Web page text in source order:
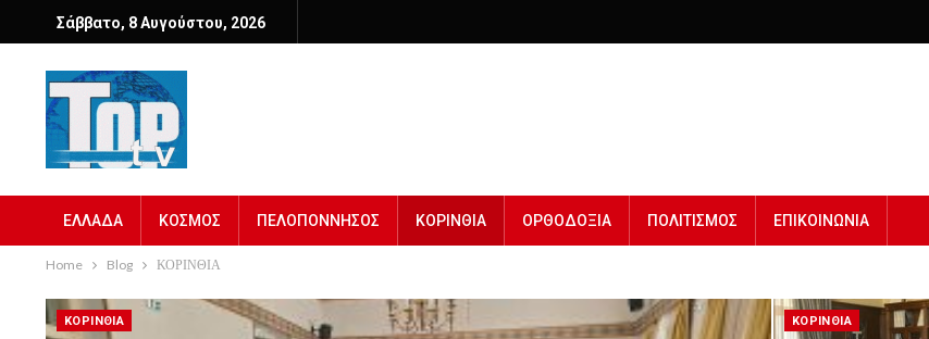
Σάββατο, 8 Αυγούστου, 2026
ΕΛΛΑΔΑ ΚΟΣΜΟΣ ΠΕΛΟΠΟΝΝΗΣΟΣ ΚΟΡΙΝΘΙΑ ΟΡΘΟΔΟΞΙΑ ΠΟΛΙΤΙΣΜΟΣ ΕΠΙΚΟΙΝΩΝΙΑ
Home Blog ΚΟΡΙΝΘΙΑ
ΚΟΡΙΝΘΙΑ ΚΟΡΙΝΘΙΑ